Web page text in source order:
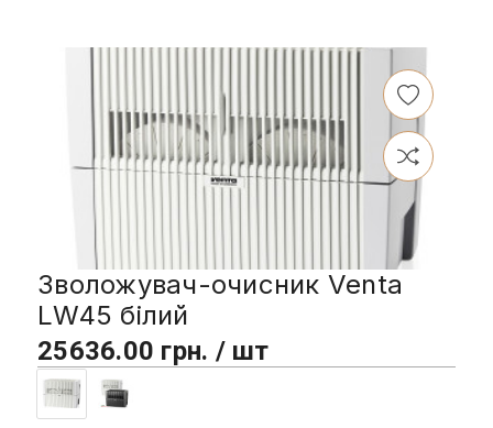
Зволожувач-очисник Venta
LW45 білий
25636.00 грн. / шт